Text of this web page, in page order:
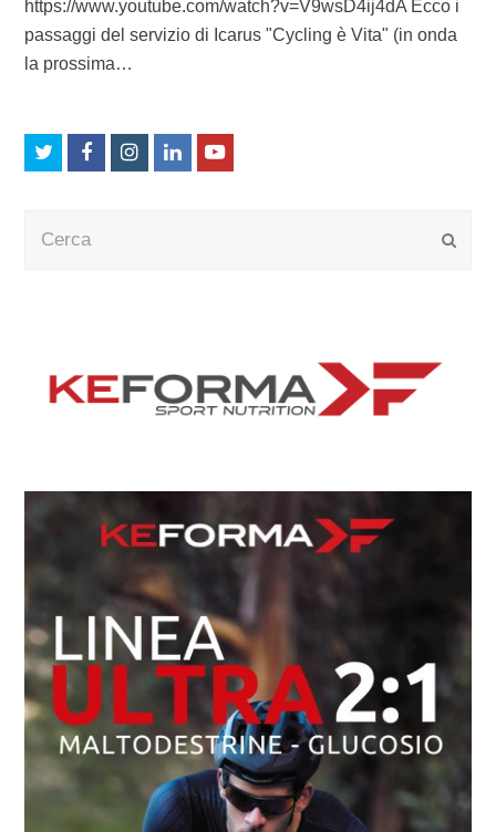
https://www.youtube.com/watch?v=V9wsD4ij4dA Ecco i
passaggi del servizio di Icarus "Cycling è Vita" (in onda
la prossima…
TwitterFacebookInstagram
LinkedInYoutube